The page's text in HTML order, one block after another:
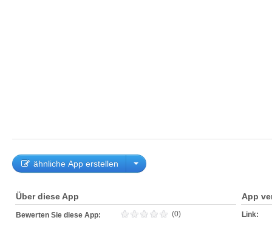
ähnliche App erstellen
Über diese App
Bewerten Sie diese App: (0)
App
Link: